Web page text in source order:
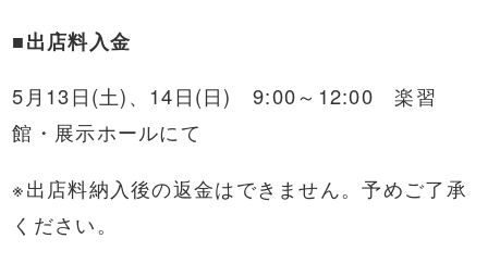
■出店料入金
5月13日(土)、14日(日) 9:00～12:00 楽習
館・展示ホールにて
※出店料納入後の返金はできません。予めご了承
ください。